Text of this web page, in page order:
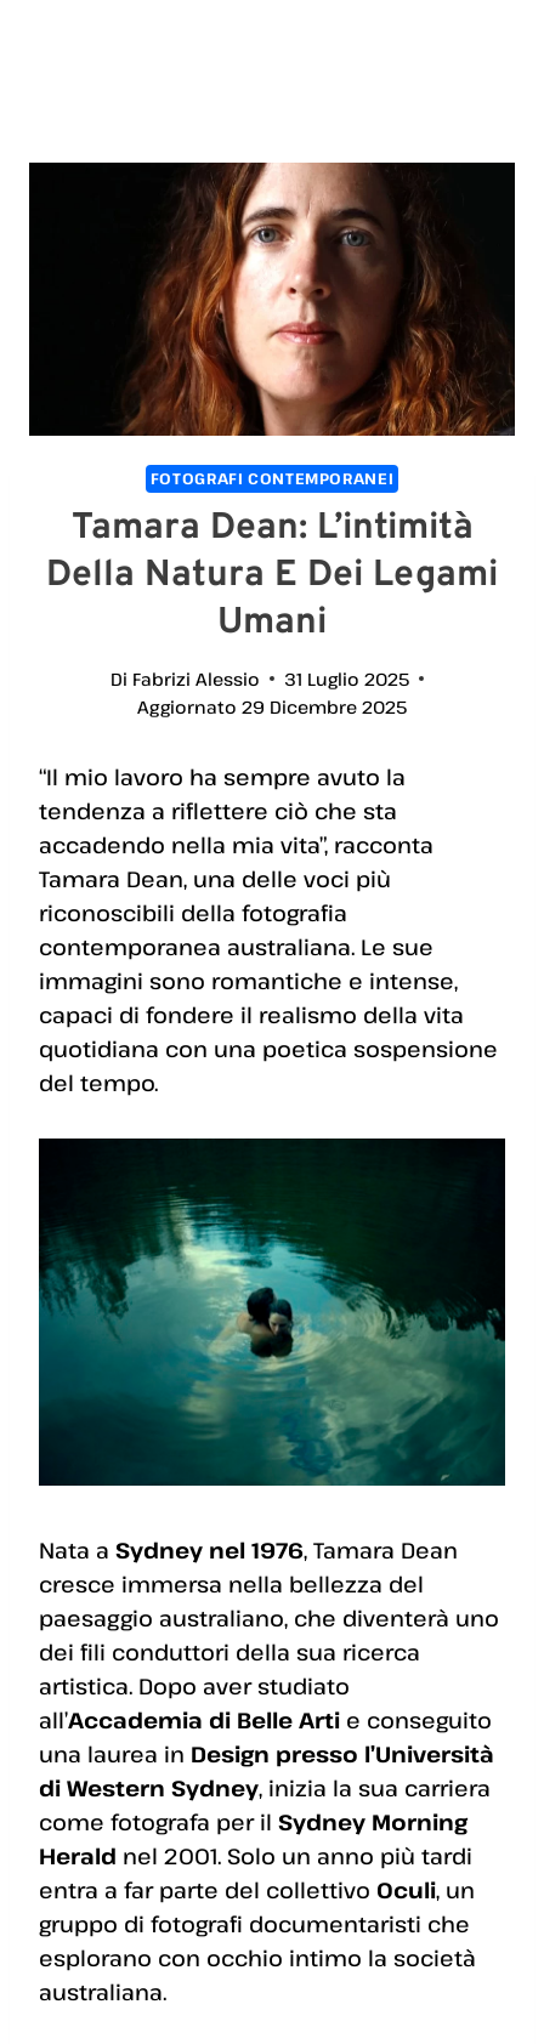
FOTOGRAFI CONTEMPORANEI
Tamara Dean: L’intimità
Della Natura E Dei Legami
Umani
Di Fabrizi Alessio
31 Luglio 2025
Aggiornato 29 Dicembre 2025
“Il mio lavoro ha sempre avuto la
tendenza a riflettere ciò che sta
accadendo nella mia vita”, racconta
Tamara Dean, una delle voci più
riconoscibili della fotografia
contemporanea australiana. Le sue
immagini sono romantiche e intense,
capaci di fondere il realismo della vita
quotidiana con una poetica sospensione
del tempo.
Nata a Sydney nel 1976, Tamara Dean
cresce immersa nella bellezza del
paesaggio australiano, che diventerà uno
dei fili conduttori della sua ricerca
artistica. Dopo aver studiato
all’Accademia di Belle Arti e conseguito
una laurea in Design presso l’Università
di Western Sydney, inizia la sua carriera
come fotografa per il Sydney Morning
Herald nel 2001. Solo un anno più tardi
entra a far parte del collettivo Oculi, un
gruppo di fotografi documentaristi che
esplorano con occhio intimo la società
australiana.